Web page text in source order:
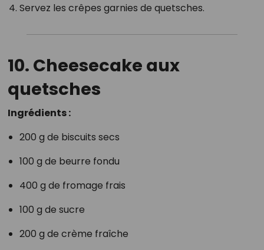
Servez les crêpes garnies de quetsches.
10. Cheesecake aux
quetsches
Ingrédients :
200 g de biscuits secs
100 g de beurre fondu
400 g de fromage frais
100 g de sucre
200 g de crème fraîche